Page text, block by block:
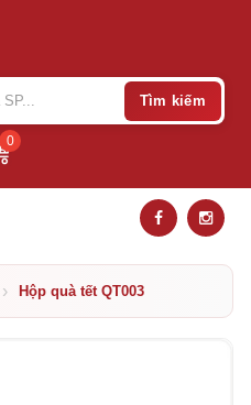
0
Tìm kiếm
› Hộp quà tết QT003